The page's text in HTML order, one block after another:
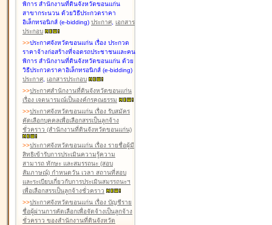
พิการ สำนักงานที่ดินจังหวัดขอนแก่น
สาขากระนวน ด้วยวิธีประกวดราคา
อิเล็กทรอนิกส์ (e-bidding) ประกาศ, เอกสาร
ประกอบ
>>ประกาศจังหวัดขอนแก่น เรื่อง ประกวด
ราคาจ้างก่อสร้างที่จอดรถประชาชนและคน
พิการ สำนักงานที่ดินจังหวัดขอนแก่น ด้วย
วิธีประกวดราคาอิเล็กทรอนิกส์ (e-bidding)
ประกาศ, เอกสารประกอบ
>>ประกาศสำนักงานที่ดินจังหวัดขอนแก่น
เรื่อง เจตนารมณ์เป็นองค์กรคุณธรรม
>>ประกาศจังหวัดขอนแก่น เรื่อง รับสมัคร
คัดเลือกบุคคลเพื่อเลือกสรรเป็นลูกจ้าง
ชั่วคราว (สำนักงานที่ดินจังหวัดขอนแก่น)
>>ประกาศจังหวัดขอนแก่น เรื่อง รายชื่อผู้มี
สิทธิเข้ารับการประเมินความรู้ความ
สามารถ ทักษะ และสมรรถนะ (สอบ
สัมภาษณ์) กำหนดวัน เวลา สถานที่สอบ
และระเบียบเกี่ยวกับการประเมินสมรรถนะฯ
เพื่อเลือกสรรเป็นลูกจ้างชั่วคราว
>>ประกาศจังหวัดขอนแก่น เรื่อง บัญชีราย
ชื่อผู้ผ่านการคัดเลือกเพื่อจัดจ้างเป็นลูกจ้าง
ชั่วคราว ของสำนักงานที่ดินจังหวัด